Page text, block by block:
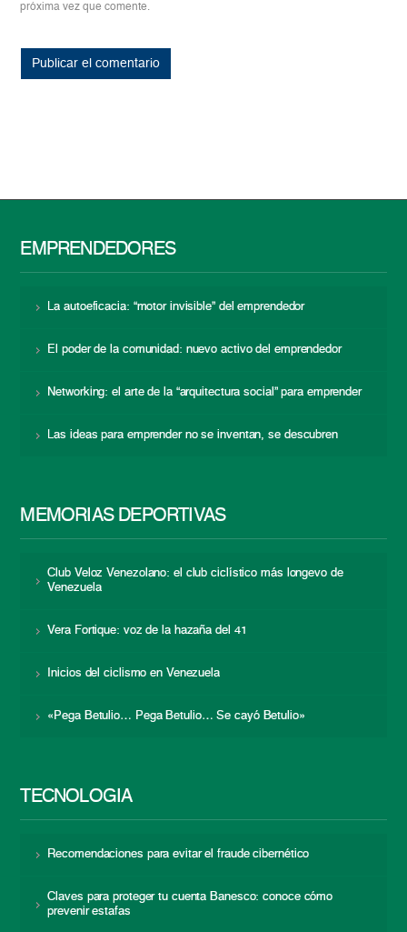
próxima vez que comente.
EMPRENDEDORES
La autoeficacia: “motor invisible” del emprendedor
El poder de la comunidad: nuevo activo del emprendedor
Networking: el arte de la “arquitectura social” para emprender
Las ideas para emprender no se inventan, se descubren
MEMORIAS DEPORTIVAS
Club Veloz Venezolano: el club ciclístico más longevo de
Venezuela
Vera Fortique: voz de la hazaña del 41
Inicios del ciclismo en Venezuela
«Pega Betulio… Pega Betulio… Se cayó Betulio»
TECNOLOGÍA
Recomendaciones para evitar el fraude cibernético
Claves para proteger tu cuenta Banesco: conoce cómo
prevenir estafas